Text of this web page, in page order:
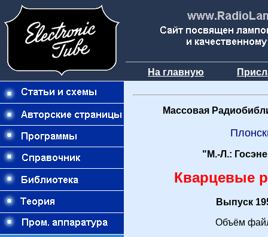
На главную
Массовая
"М.-Л.:
Кварцевые
Выпуск
Объём